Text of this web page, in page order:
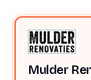
Mulder